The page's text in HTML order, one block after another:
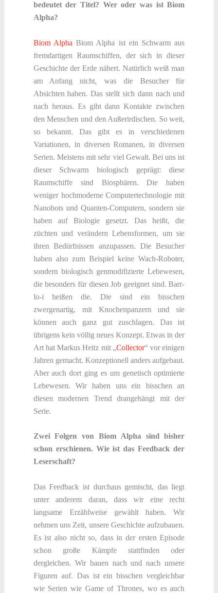
bedeutet der Titel? Wer oder was ist Biom
Alpha?
Biom Alpha Biom Alpha ist ein Schwarm aus
fremdartigen Raumschiffen, der sich in dieser
Geschichte der Erde nähert. Natürlich weiß man
am Anfang nicht, was die Besucher für
Absichten haben. Das stellt sich dann nach und
nach heraus. Es gibt dann Kontakte zwischen
den Menschen und den Außerirdischen. So weit,
so bekannt. Das gibt es in verschiedenen
Variationen, in diversen Romanen, in diversen
Serien. Meistens mit sehr viel Gewalt. Bei uns ist
dieser Schwarm biologisch geprägt: diese
Raumschiffe sind Biosphären. Die haben
weniger hochmoderne Computertechnologie mit
Nanobots und Quanten-Computern, sondern sie
haben auf Biologie gesetzt. Das heißt, die
züchten und verändern Lebensformen, um sie
ihren Bedürfnissen anzupassen. Die Besucher
haben also zum Beispiel keine Wach-Roboter,
sondern biologisch genmodifizierte Lebewesen,
die besonders für diesen Job geeignet sind. Barr-
lo-i heißen die. Die sind ein bisschen
zwergenartig, mit Knochenpanzern und sie
können auch ganz gut zuschlagen. Das ist
übrigens kein völlig neues Konzept. Etwas in der
Art hat Markus Heitz mit „Collector“ vor einigen
Jahren gemacht. Konzeptionell anders aufgebaut.
Aber auch dort ging es um genetisch optimierte
Lebewesen. Wir haben uns ein bisschen an
diesen modernen Trend drangehängt mit der
Serie.
Zwei Folgen von Biom Alpha sind bisher
schon erschienen. Wie ist das Feedback der
Leserschaft?
Das Feedback ist durchaus gemischt, das liegt
unter anderem daran, dass wir eine recht
langsame Erzählweise gewählt haben. Wir
nehmen uns Zeit, unsere Geschichte aufzubauen.
Es ist also nicht so, dass in der ersten Episode
schon große Kämpfe stattfinden oder
dergleichen. Wir bauen nach und nach unsere
Figuren auf. Das ist ein bisschen vergleichbar
wie Serien wie Game of Thrones, wo es auch